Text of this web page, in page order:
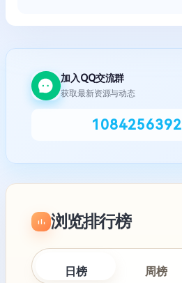
加入QQ交流群
获取最新资源与动态
1084256392
浏览排行榜
日榜 周榜